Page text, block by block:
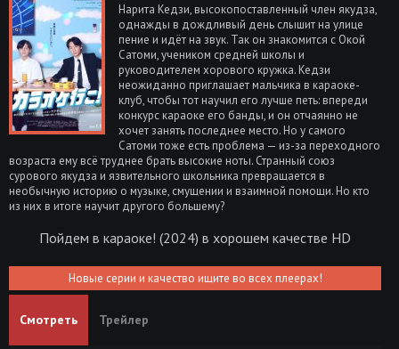
Нарита Кедзи, высокопоставленный член якудза,
однажды в дождливый день слышит на улице
пение и идёт на звук. Так он знакомится с Окой
Сатоми, учеником средней школы и
руководителем хорового кружка. Кедзи
неожиданно приглашает мальчика в караоке-
клуб, чтобы тот научил его лучше петь: впереди
конкурс караоке его банды, и он отчаянно не
хочет занять последнее место. Но у самого
Сатоми тоже есть проблема — из-за переходного
возраста ему всё труднее брать высокие ноты. Странный союз
сурового якудза и язвительного школьника превращается в
необычную историю о музыке, смущении и взаимной помощи. Но кто
из них в итоге научит другого большему?
Пойдем в караоке! (2024) в хорошем качестве HD
Новые серии и качество ищите во всех плеерах!
Смотреть Трейлер